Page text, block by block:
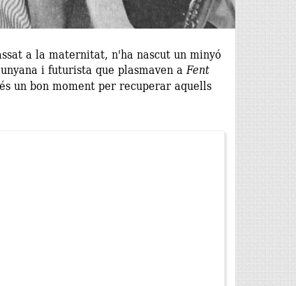
a la maternitat, n'ha nascut un minyó
i futurista que plasmaven aFent
un bon moment per recuperar aquells